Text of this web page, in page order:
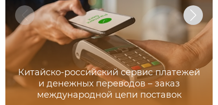
Китайско-российский сервис платежей
и денежных переводов – заказ
международной цепи поставок